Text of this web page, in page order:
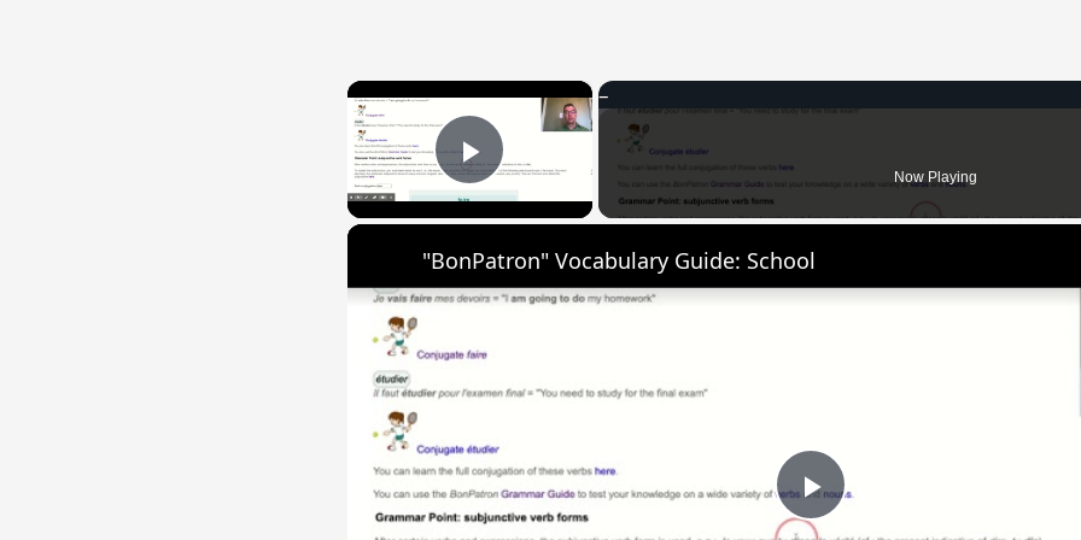
×
Play Video Now Playing
Play
"BonPatron" Vocabulary Guide: School